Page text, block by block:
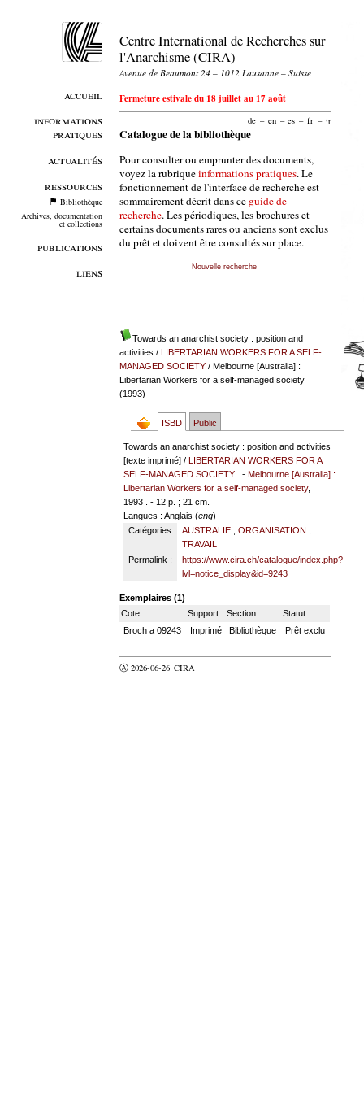
accueil
informations
pratiques
actualités
ressources
Bibliothèque
Archives, documentation
et collections
publications
liens
Centre International de Recherches sur
l'Anarchisme (CIRA)
Avenue de Beaumont 24 – 1012 Lausanne – Suisse
Fermeture estivale du 18 juillet au 17 août
de – en – es – fr – it
Catalogue de la bibliothèque
Pour consulter ou emprunter des documents,
voyez la rubriqueinformations pratiques. Le
fonctionnement de l'interface de recherche est
sommairement décrit dans ce guide de
recherche. Les périodiques, les brochures et
certains documents rares ou anciens sont exclus
du prêt et doivent être consultés sur place.
Nouvelle recherche
Towards an anarchist society : position and
activities / LIBERTARIAN WORKERS FOR A SELF-
MANAGED SOCIETY/ Melbourne [Australia] :
Libertarian Workers for a self-managed society
(1993)
ISBD Public
Towards an anarchist society : position and activities
[texte imprimé] /LIBERTARIAN WORKERS FOR A
SELF-MANAGED SOCIETY . -Melbourne [Australia] :
Libertarian Workers for a self-managed society,
1993 . - 12 p. ; 21 cm.
Langues : Anglais (eng)
Catégories :
AUSTRALIE; ORGANISATION ;
TRAVAIL
Permalink :
https://www.cira.ch/catalogue/index.php?
lvl=notice_display&id=9243
Exemplaires (1)
Cote
Support Section
Statut
Broch a 09243
Imprimé Bibliothèque Prêt exclu
Ⓐ 2026-06-26 CIRA